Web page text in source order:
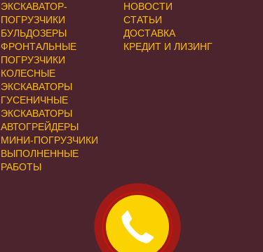
ЭКСКАВАТОР-
ПОГРУЗЧИКИ
БУЛЬДОЗЕРЫ
ФРОНТАЛЬНЫЕ
ПОГРУЗЧИКИ
КОЛЕСНЫЕ
ЭКСКАВАТОРЫ
ГУСЕНИЧНЫЕ
ЭКСКАВАТОРЫ
АВТОГРЕЙДЕРЫ
МИНИ-ПОГРУЗЧИКИ
ВЫПОЛНЕННЫЕ
РАБОТЫ
НОВОСТИ
СТАТЬИ
ДОСТАВКА
КРЕДИТ И ЛИЗИНГ
Закажите
звонок